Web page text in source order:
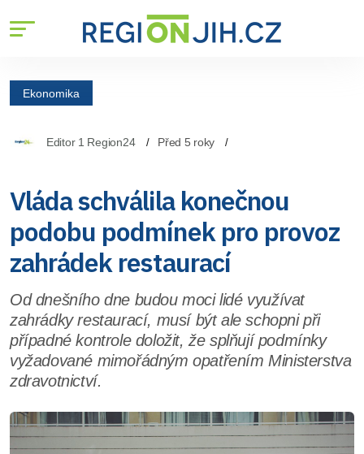
Ekonomika
Editor 1 Region24 Před 5 roky
Vláda schválila konečnou
podobu podmínek pro provoz
zahrádek restaurací
Od dnešního dne budou moci lidé využívat
zahrádky restaurací, musí být ale schopni při
případné kontrole doložit, že splňují podmínky
vyžadované mimořádným opatřením Ministerstva
zdravotnictví.